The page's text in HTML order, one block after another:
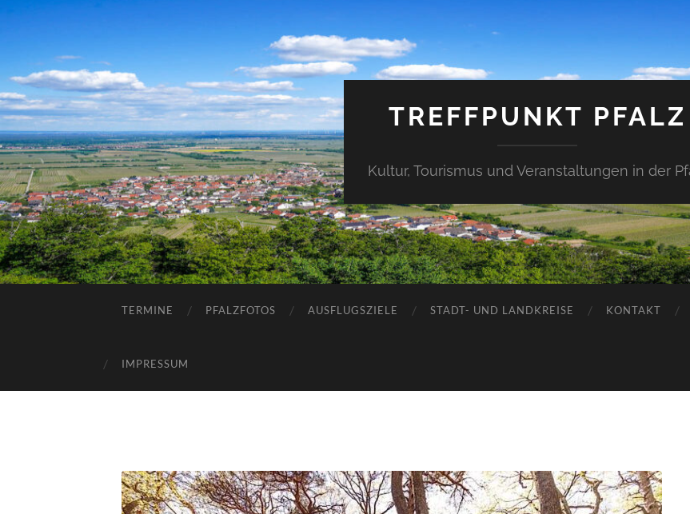
TREFFPUNKT PFALZ
Kultur, Tourismus und Veranstaltungen in der
TERMINE PFALZFOTOS AUSFLUGSZIELE STADT- UND LANDKREISE KONTAKT
IMPRESSUM